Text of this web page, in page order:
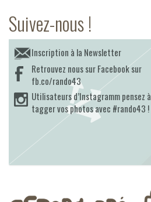
Suivez-nous !
Inscription à la Newsletter
Retrouvez nous sur Facebook sur
fb.co/rando43
Utilisateurs d’Instagramm pensez à
tagger vos photos avec #rando43 !